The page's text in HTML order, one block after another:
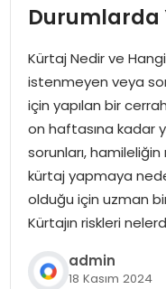
EKONOMI
SPOR
SIYASET
MAGAZIN
Durumlarda
Kürtaj Nedir ve
istenmeyen veya
için yapılan bir
on haftasına kadar
sorunları,
kürtaj yapmaya
olduğu için uzman
Kürtajın riskleri
admin
18 Kasım 2024